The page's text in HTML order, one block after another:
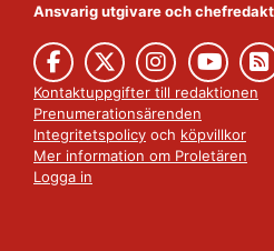
Ansvarig utgivare och
Kontaktuppgifter till redaktionen
Prenumerationsärenden
Integritetspolicy och köpvillkor
Mer information om Proletären
Logga in